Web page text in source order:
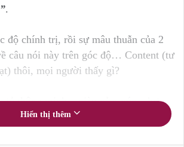
.
độ chính trị, rồi sự mâu thuẫn của 2
câu nói này trên góc độ… Content (tư
thôi, mọi người thấy gì?
tỏ thông minh – giàu cảm xúc – hợp
chính là điều người làm truyền
Hiển thị thêm